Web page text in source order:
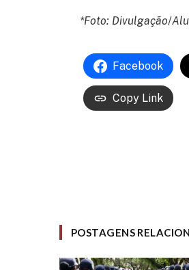
*Foto: Divulgação/
Facebook
Copy Link
POSTAGENS